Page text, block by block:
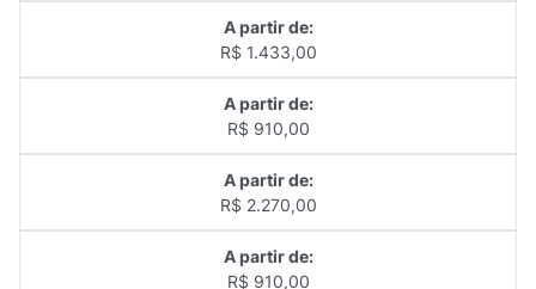
A partir de:
R$ 1.433,00
A partir de:
R$ 910,00
A partir de:
R$ 2.270,00
A partir de:
R$ 910,00